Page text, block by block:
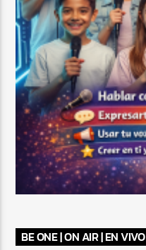
BE ONE | ON AIR | EN VIVO